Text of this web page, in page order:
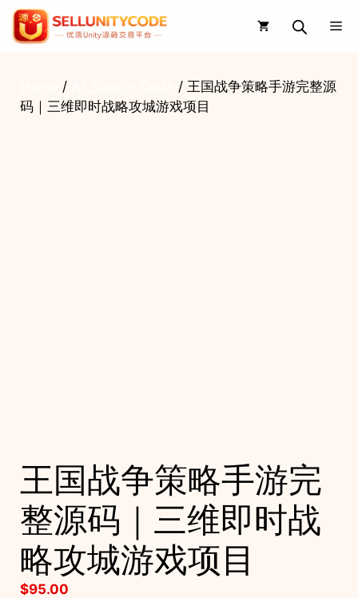
Skip
content
/
/ 王国战争策略手游完整源
码｜三维即时战略攻城游戏项目
王国战争策略手游完
整源码｜三维即时战
略攻城游戏项目
$95.00